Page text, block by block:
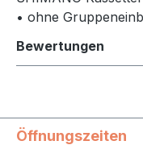
• ohne
Bewertungen
Öffnungszeiten